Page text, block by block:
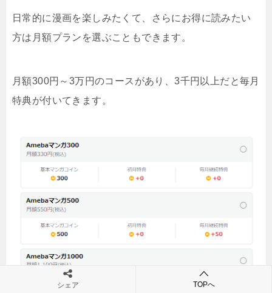
日常的に漫画を楽しみたくて、さらにお得に読みたい
方は月額プランを選ぶこともできます。
月額300円～3万円のコースがあり、3千円以上だと毎月
特典が付いてきます。
シェア TOPへ